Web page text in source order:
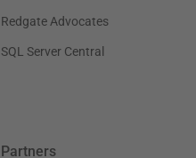
Redgate Advocates
SQL Server Central
Partners